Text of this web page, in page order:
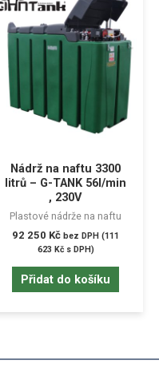
Nádrž na naftu 3300
litrů – G-TANK 56l/min
, 230V
Plastové nádrže na naftu
92 250 Kč bez DPH (111
623 Kčs DPH)
Přidat do košíku